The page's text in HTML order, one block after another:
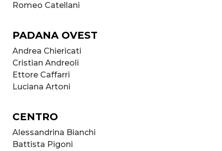
Romeo Catellani
PADANA OVEST
Andrea Chiericati
Cristian Andreoli
Ettore Caffarri
Luciana Artoni
CENTRO
Alessandrina Bianchi
Battista Pigoni